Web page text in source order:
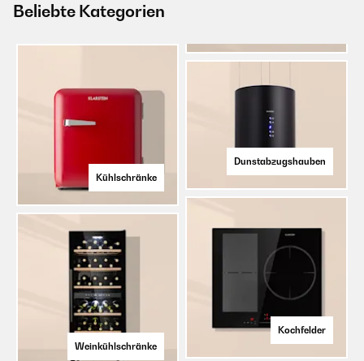
Beliebte Kategorien
Kühlschränke
Weinkühlschränke
Dunstabzugshauben
Kochfelder